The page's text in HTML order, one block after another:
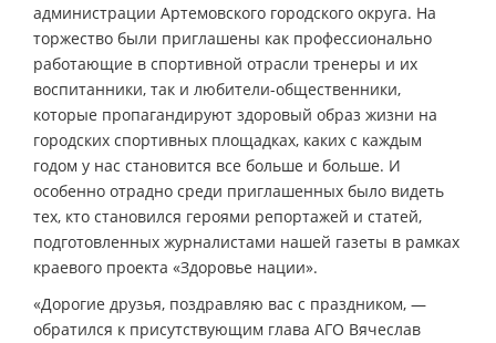
администрации Артемовского городского округа. На
торжество были приглашены как профессионально
работающие в спортивной отрасли тренеры и их
воспитанники, так и любители-общественники,
которые пропагандируют здоровый образ жизни на
городских спортивных площадках, каких с каждым
годом у нас становится все больше и больше. И
особенно отрадно среди приглашенных было видеть
тех, кто становился героями репортажей и статей,
подготовленных журналистами нашей газеты в рамках
краевого проекта «Здоровье нации».
«Дорогие друзья, поздравляю вас с праздником, —
обратился к присутствующим глава АГО Вячеслав